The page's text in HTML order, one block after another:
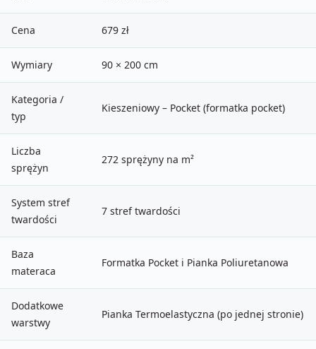
Cena 679 zł
Wymiary 90 × 200 cm
Kategoria /
typ
Kieszeniowy – Pocket (formatka pocket)
Liczba
sprężyn
272 sprężyny na m²
System stref
twardości
7 stref twardości
Baza
materaca
Formatka Pocket i Pianka Poliuretanowa
Dodatkowe
warstwy
Pianka Termoelastyczna (po jednej stronie)